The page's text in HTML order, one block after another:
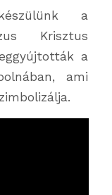
a
Krisztus
a
ami